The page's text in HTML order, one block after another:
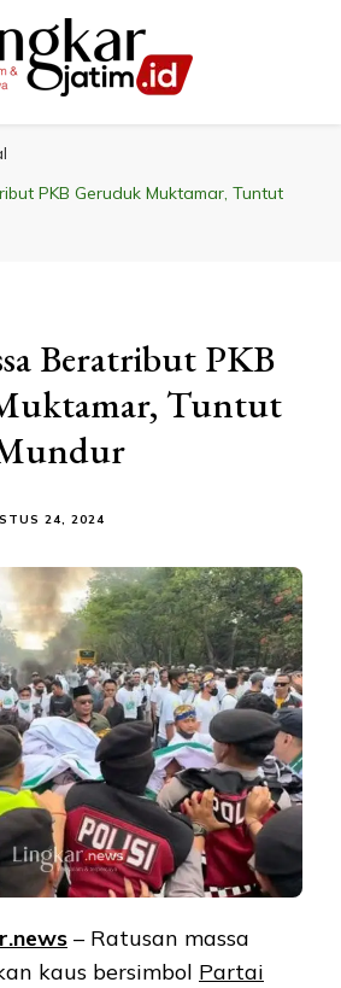
PKB Geruduk Muktamar, Tuntut
Beratribut PKB
Tuntut
24, 2024
– Ratusan massa
kaus bersimbol Partai